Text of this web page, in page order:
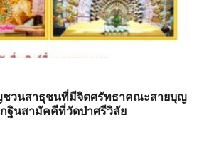
ชวนสาธุชนที่มีจิตศรัทธาคณะสายบุญ
ฐินสามัคคีที่วัดป่าศรีวิลัย